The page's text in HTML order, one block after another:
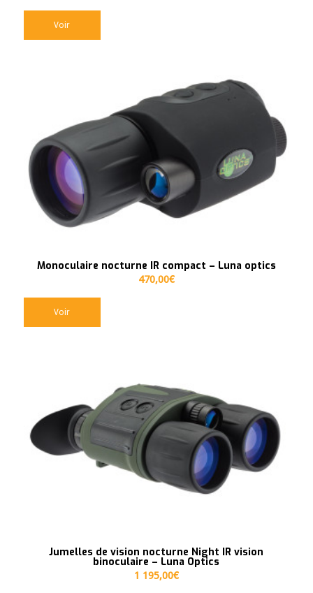
Voir
Monoculaire nocturne IR compact – Luna optics
470,00€
Voir
Jumelles de vision nocturne Night IR vision
binoculaire – Luna Optics
1 195,00€